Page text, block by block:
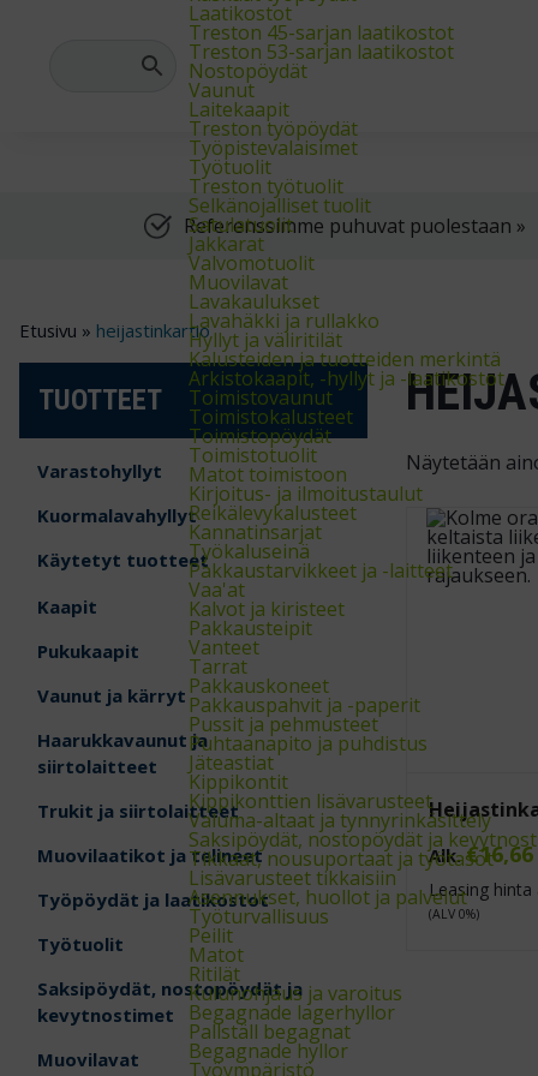
Laatikostot
Treston 45-sarjan laatikostot
Treston 53-sarjan laatikostot
Nostopöydät
Vaunut
Laitekaapit
Treston työpöydät
Työpistevalaisimet
Työtuolit
Treston työtuolit
Selkänojalliset tuolit
Satulatuolit
Jakkarat
Valvomotuolit
Muovilavat
Lavakaulukset
Lavahäkki ja rullakko
Hyllyt ja väliritilät
Kalusteiden ja tuotteiden merkintä
Arkistokaapit, -hyllyt ja -laatikostot
Toimistovaunut
Toimistokalusteet
Toimistopöydät
Toimistotuolit
Matot toimistoon
Kirjoitus- ja ilmoitustaulut
Reikälevykalusteet
Kannatinsarjat
Työkaluseinä
Pakkaustarvikkeet ja -laitteet
Vaa'at
Kalvot ja kiristeet
Pakkausteipit
Vanteet
Tarrat
Pakkauskoneet
Pakkauspahvit ja -paperit
Pussit ja pehmusteet
Puhtaanapito ja puhdistus
Jäteastiat
Kippikontit
Kippikonttien lisävarusteet
Valuma-altaat ja tynnyrinkäsittely
Saksipöydät, nostopöydät ja
Tikkaat, nousuportaat ja työtasot
Lisävarusteet tikkaisiin
Asennukset, huollot ja palvelut
Työturvallisuus
Peilit
Matot
Ritilät
Kulunohjaus ja varoitus
Begagnade lagerhyllor
Pallställ begagnat
Begagnade hyllor
Työympäristö
Referenssimme puhuvat puolestaan »
Etusivu » heijastinkartio
TUOTTEET
Varastohyllyt
Kuormalavahyllyt
Käytetyt tuotteet
Kaapit
Pukukaapit
Vaunut ja kärryt
Haarukkavaunut ja
siirtolaitteet
Trukit ja siirtolaitteet
Muovilaatikot ja telineet
Työpöydät ja laatikostot
Työtuolit
Saksipöydät, nostopöydät ja
kevytnostimet
Muovilavat
Näytetään
Alk.€16,66
Leasing hinta
(ALV 0%)